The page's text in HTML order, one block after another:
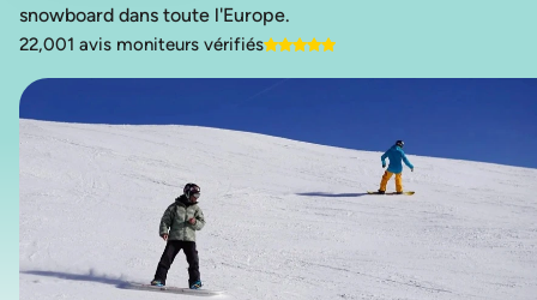
22,001 avis moniteurs vérifiés